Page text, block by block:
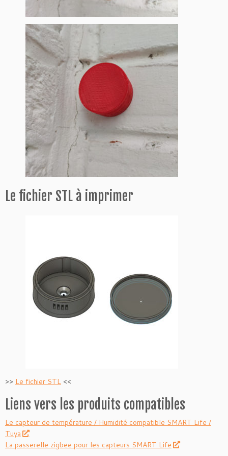
Le fichier STL à imprimer
>> Le fichier STL <<
Liens vers les produits compatibles
Le capteur de température / Humidité compatible SMART Life /
Tuya
La passerelle zigbee pour les capteurs SMART Life